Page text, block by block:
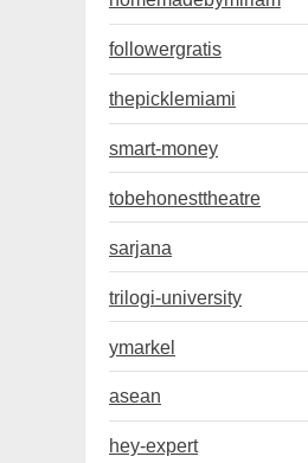
followergratis
thepicklemiami
smart-money
tobehonesttheatre
sarjana
trilogi-university
ymarkel
asean
hey-expert